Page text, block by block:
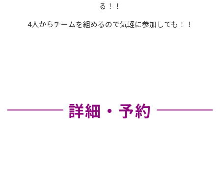
る！！
4人からチームを組めるので気軽に参加しても！！
詳細・予約